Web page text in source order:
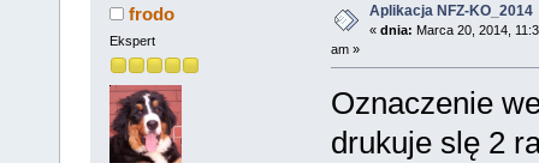
frodo
Ekspert
Aplikacja NFZ-KO_2014
« dnia: Marca 20, 2014,
am »
Oznaczenie
drukuje slę 2